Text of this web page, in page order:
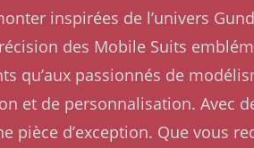
inspirées de l’univers
des Mobile Suits
qu’aux passionnés de
et de personnalisation. Avec
d’exception. Que vous